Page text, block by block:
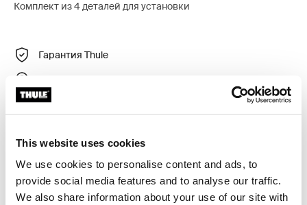
This website uses cookies
We use cookies to personalise content and ads, to
provide social media features and to analyse our traffic.
We also share information about your use of our site with
Комплект из 4 деталей для установки
Гарантия Thule
багажника для крыши Thule на автомобили с
интегрированными рейлингами.